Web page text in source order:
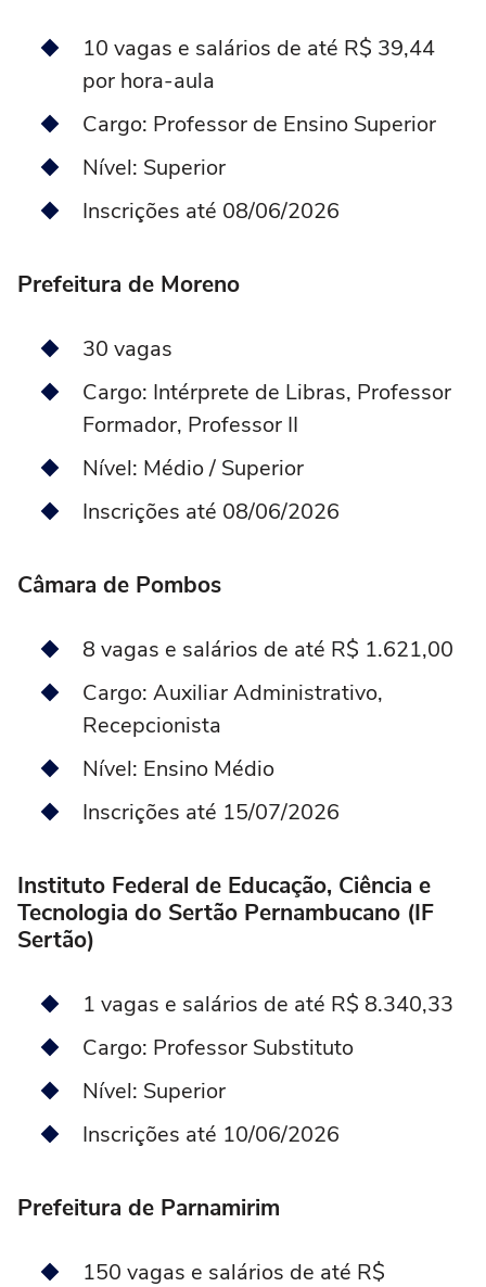
10 vagas e salários de até R$ 39,44
por hora-aula
Cargo: Professor de Ensino Superior
Nível: Superior
Inscrições até 08/06/2026
Prefeitura de Moreno
30 vagas
Cargo: Intérprete de Libras, Professor
Formador, Professor II
Nível: Médio / Superior
Inscrições até 08/06/2026
Câmara de Pombos
8 vagas e salários de até R$ 1.621,00
Cargo: Auxiliar Administrativo,
Recepcionista
Nível: Ensino Médio
Inscrições até 15/07/2026
Instituto Federal de Educação, Ciência e
Tecnologia do Sertão Pernambucano (IF
Sertão)
1 vagas e salários de até R$ 8.340,33
Cargo: Professor Substituto
Nível: Superior
Inscrições até 10/06/2026
Prefeitura de Parnamirim
150 vagas e salários de até R$